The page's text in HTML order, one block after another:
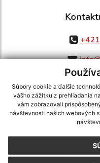
Súbory cookie a ďalšie
vášho zážitku z prehliadania
vám zobrazovali
návštevnosti našich webových
využite možnosť získavania
CMS systém (redakčný)
webex.digital,
Posledná